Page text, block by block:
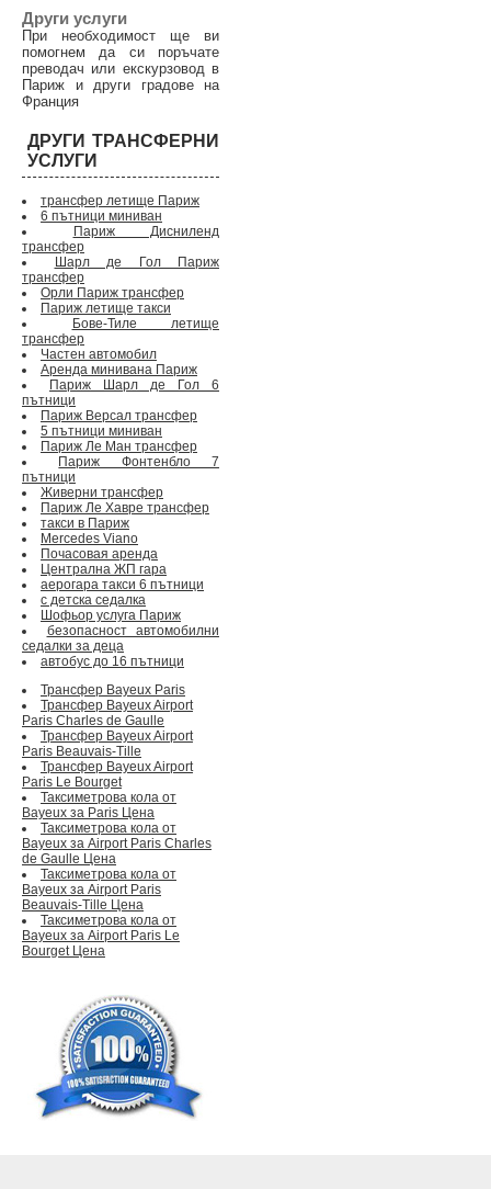
Други услуги
При необходимост ще ви
помогнем да си поръчате
преводач или екскурзовод в
Париж и други градове на
Франция
ДРУГИ ТРАНСФЕРНИ
УСЛУГИ
трансфер летище Париж
6 пътници миниван
Париж Дисниленд
трансфер
Шарл де Гол Париж
трансфер
Орли Париж трансфер
Париж летище такси
Бове-Тиле летище
трансфер
Частен автомобил
Аренда минивана Париж
Париж Шарл де Гол 6
пътници
Париж Версал трансфер
5 пътници миниван
Париж Ле Ман трансфер
Париж Фонтенбло 7
пътници
Живерни трансфер
Париж Ле Хавре трансфер
такси в Париж
Mercedes Viano
Почасовая аренда
Централна ЖП гара
аерогара такси 6 пътници
с детска седалка
Шофьор услуга Париж
безопасност автомобилни
седалки за деца
автобус до 16 пътници
Трансфер Bayeux Paris
Трансфер Bayeux Airport
Paris Charles de Gaulle
Трансфер Bayeux Airport
Paris Beauvais-Tille
Трансфер Bayeux Airport
Paris Le Bourget
Таксиметрова кола от
Bayeux за Paris Цена
Таксиметрова кола от
Bayeux за Airport Paris Charles
de Gaulle Цена
Таксиметрова кола от
Bayeux за Airport Paris
Beauvais-Tille Цена
Таксиметрова кола от
Bayeux за Airport Paris Le
Bourget Цена